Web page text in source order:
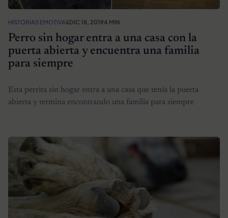
HISTORIAS EMOTIVASDIC 18, 20194 MIN
Perro sin hogar entra a una casa con la
puerta abierta y encuentra una familia
para siempre
Esta perrita sin hogar entra a una casa que tenía la puerta
abierta y termina encontrando una familia para siempre